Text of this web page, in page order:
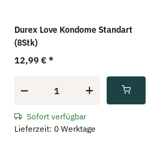
Durex Love Kondome Standart
(8Stk)
12,99 €*
Sofort verfügbar
Lieferzeit: 0 Werktage